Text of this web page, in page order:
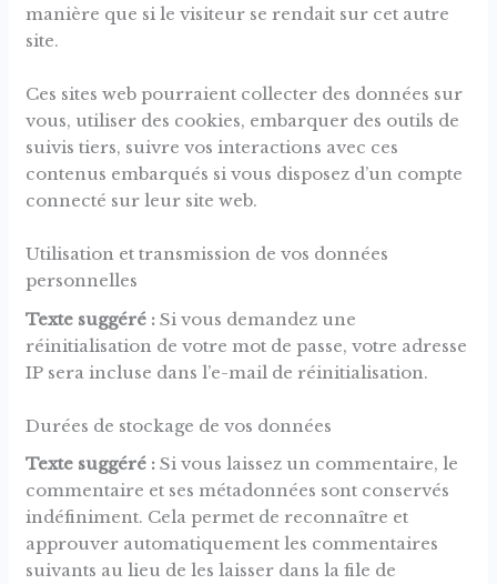
manière que si le visiteur se rendait sur cet autre
site.
Ces sites web pourraient collecter des données sur
vous, utiliser des cookies, embarquer des outils de
suivis tiers, suivre vos interactions avec ces
contenus embarqués si vous disposez d’un compte
connecté sur leur site web.
Utilisation et transmission de vos données
personnelles
Texte suggéré :Si vous demandez une
réinitialisation de votre mot de passe, votre adresse
IP sera incluse dans l’e-mail de réinitialisation.
Durées de stockage de vos données
Texte suggéré :Si vous laissez un commentaire, le
commentaire et ses métadonnées sont conservés
indéfiniment. Cela permet de reconnaître et
approuver automatiquement les commentaires
suivants au lieu de les laisser dans la file de